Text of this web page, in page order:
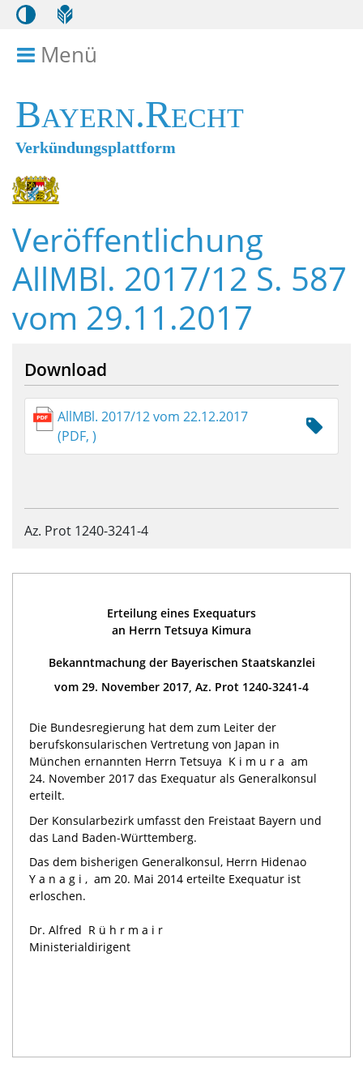
Menü
Bayern.Recht
Verkündungsplattform
Veröffentlichung
AllMBl. 2017/12 S. 587
vom 29.11.2017
Download
AllMBl. 2017/12 vom 22.12.2017
(PDF, )
Az. Prot 1240-3241-4
Erteilung eines Exequaturs
an Herrn Tetsuya Kimura
Bekanntmachung der Bayerischen Staatskanzlei
vom 29. November 2017, Az. Prot 1240-3241-4
Die Bundesregierung hat dem zum Leiter der
berufskonsularischen Vertretung von Japan in
München ernannten Herrn Tetsuya Kimura am
24. November 2017 das Exequatur als Generalkonsul
erteilt.
Der Konsularbezirk umfasst den Freistaat Bayern und
das Land Baden-Württemberg.
Das dem bisherigen Generalkonsul, Herrn Hidenao
Yanagi, am 20. Mai 2014 erteilte Exequatur ist
erloschen.
Dr. Alfred Rührmair
Ministerialdirigent